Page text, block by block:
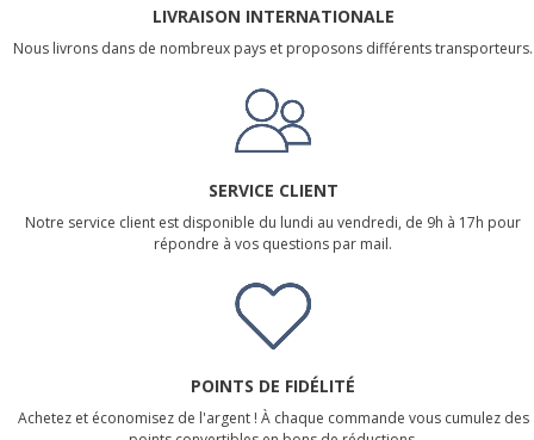
LIVRAISON INTERNATIONALE
Nous livrons dans de nombreux pays et proposons différents transporteurs.
SERVICE CLIENT
Notre service client est disponible du lundi au vendredi, de 9h à 17h pour
répondre à vos questions par mail.
POINTS DE FIDÉLITÉ
Achetez et économisez de l'argent ! À chaque commande vous cumulez des